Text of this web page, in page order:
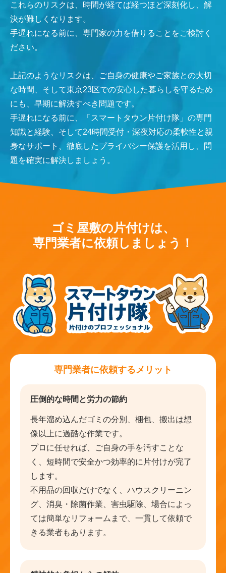
これらのリスクは、時間が経てば経つほど深刻化し、解
決が難しくなります。
手遅れになる前に、専門家の力を借りることをご検討く
ださい。
上記のようなリスクは、ご自身の健康やご家族との大切
な時間、そして東京23区での安心した暮らしを守るため
にも、早期に解決すべき問題です。
手遅れになる前に、「スマートタウン片付け隊」の専門
知識と経験、そして24時間受付・深夜対応の柔軟性と親
身なサポート、徹底したプライバシー保護を活用し、問
題を確実に解決しましょう。
ゴミ屋敷の片付けは、
専門業者に依頼しましょう！
専門業者に依頼するメリット
圧倒的な時間と労力の節約
長年溜め込んだゴミの分別、梱包、搬出は想
像以上に過酷な作業です。
プロに任せれば、ご自身の手を汚すことな
く、短時間で安全かつ効率的に片付けが完了
します。
不用品の回収だけでなく、ハウスクリーニン
グ、消臭・除菌作業、害虫駆除、場合によっ
ては簡単なリフォームまで、一貫して依頼で
きる業者もあります。